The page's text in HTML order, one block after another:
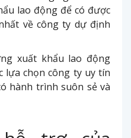
lao động để có được
về công ty dự định
xuất khẩu lao động
lựa chọn công ty uy tín
hành trình suôn sẻ và